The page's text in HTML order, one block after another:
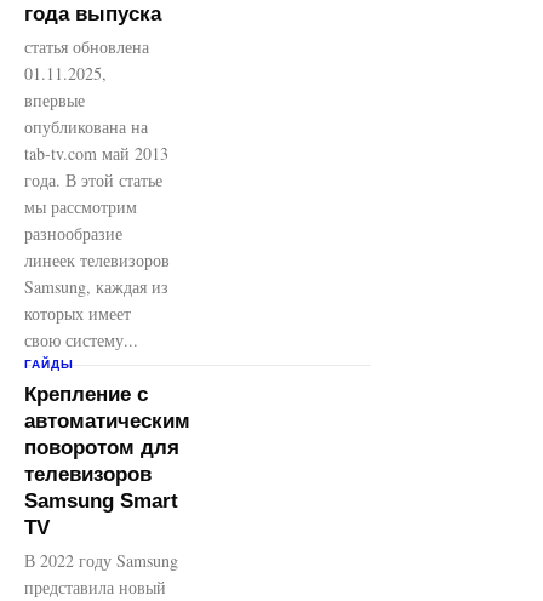
года выпуска
статья обновлена
01.11.2025,
впервые
опубликована на
tab-tv.com май 2013
года. В этой статье
мы рассмотрим
разнообразие
линеек телевизоров
Samsung, каждая из
которых имеет
свою систему...
ГАЙДЫ
Крепление с
автоматическим
поворотом для
телевизоров
Samsung Smart
TV
В 2022 году Samsung
представила новый